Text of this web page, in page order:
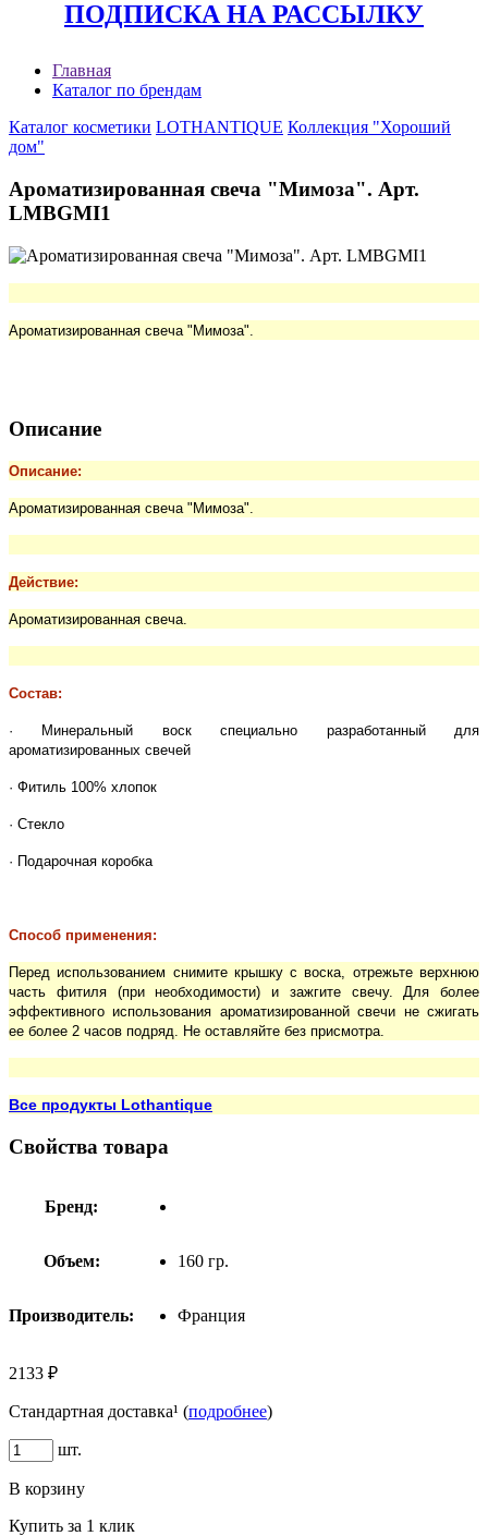
ПОДПИСКА НА РАССЫЛКУ
Главная
Каталог по брендам
Каталог косметики LOTHANTIQUE Коллекция "Хороший
дом"
Ароматизированная свеча "Мимоза". Арт.
LMBGMI1
Ароматизированная свеча "Мимоза".
Описание
Описание:
Ароматизированная свеча "Мимоза".
Действие:
Ароматизированная свеча.
Состав:
· Минеральный воск специально разработанный для
ароматизированных свечей
· Фитиль 100% хлопок
· Стекло
· Подарочная коробка
Способ применения:
Перед использованием снимите крышку с воска, отрежьте верхнюю
часть фитиля (при необходимости) и зажгите свечу. Для более
эффективного использования ароматизированной свечи не сжигать
ее более 2 часов подряд. Не оставляйте без присмотра.
Все продукты Lothantique
Свойства товара
Бренд:
Объем: 160 гр.
Производитель: Франция
2133 ₽
Стандартная доставка¹ (подробнее)
шт.
В корзину
Купить за 1 клик